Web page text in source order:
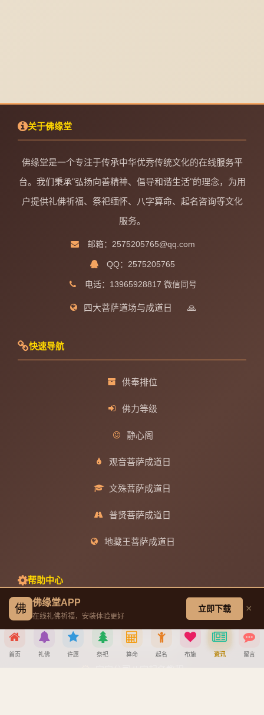
关于佛缘堂
佛缘堂是一个专注于传承中华优秀传统文化的在线服务平
台。我们秉承"弘扬向善精神、倡导和谐生活"的理念，为用
户提供礼佛祈福、祭祀缅怀、八字算命、起名咨询等文化
服务。
邮箱：2575205765@qq.com
QQ：2575205765
电话：13965928817 微信同号
四大菩萨道场与成道日 🙏
快速导航
供奉排位
佛力等级
静心阁
观音菩萨成道日
文殊菩萨成道日
普贤菩萨成道日
地藏王菩萨成道日
帮助中心
创建墓园教程
注册与找回密码教程
佛 佛缘堂APP
在线礼佛祈福，安装体验更好
立即下载 ×
首页 礼佛 许愿 祭祀 算命 起名 布施 资讯 留言